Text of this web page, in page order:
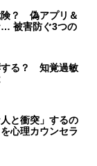
険？ 偽アプリ＆
… 被害防ぐ3つの
する？ 知覚過敏
と衝突」するの
心理カウンセラ